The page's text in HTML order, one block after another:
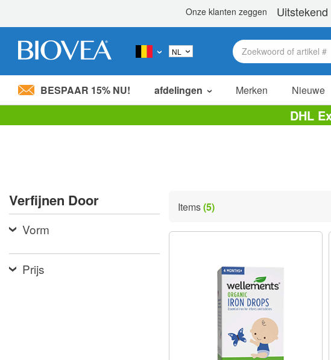
Let
Druk
op
Control-
F11
de
website
BESPAAR 15% NU! afdelingen Merken Nieuwe
DHL
Verfijnen Door
Vorm
Prijs
Items(5)